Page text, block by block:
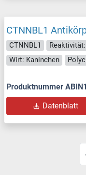
CTNNBL1
CTNNBL1
Wirt: Kaninchen
Produktnummer
Datenblatt